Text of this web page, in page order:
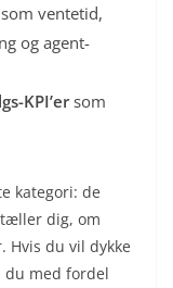
ventetid,
og agent-
KPI’ersom
kategori: de
dig, om
Hvis du vil dykke
du med fordel